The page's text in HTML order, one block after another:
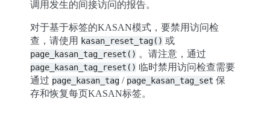
调用发生的间接访问的报告。
对于基于标签的KASAN模式，要禁用访问检
查，请使用
kasan_reset_tag() 或
page_kasan_tag_reset() 。请注意，通过
page_kasan_tag_reset() 临时禁用访问检查需要
通过 page_kasan_tag / page_kasan_tag_set 保
存和恢复每页KASAN标签。